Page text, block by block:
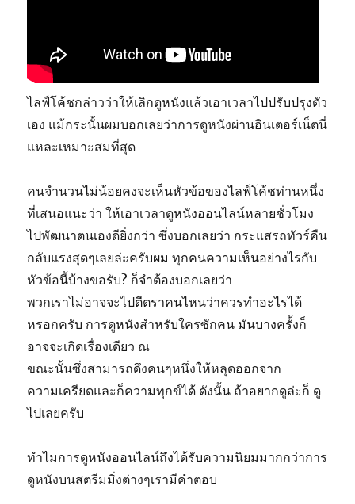
ไลฟ์โค้ชกล่าวว่าให้เลิกดูหนังแล้วเอาเวลาไปปรับปรุงตัว
เอง แม้กระนั้นผมบอกเลยว่าการดูหนังผ่านอินเตอร์เน็ตนี่
แหละเหมาะสมที่สุด
คนจำนวนไม่น้อยคงจะเห็นหัวข้อของไลฟ์โค้ชท่านหนึ่ง
ที่เสนอแนะว่า ให้เอาเวลาดูหนังออนไลน์หลายชั่วโมง
ไปพัฒนาตนเองดียิ่งกว่า ซึ่งบอกเลยว่า กระแสรถทัวร์คืน
กลับแรงสุดๆเลยล่ะครับผม ทุกคนความเห็นอย่างไรกับ
หัวข้อนี้บ้างขอรับ? ก็จำต้องบอกเลยว่า
พวกเราไม่อาจจะไปตีตราคนไหนว่าควรทำอะไรได้
หรอกครับ การดูหนังสำหรับใครซักคน มันบางครั้งก็
อาจจะเกิดเรื่องเดียว ณ
ขณะนั้นซึ่งสามารถดึงคนๆหนึ่งให้หลุดออกจาก
ความเครียดและก็ความทุกข์ได้ ดังนั้น ถ้าอยากดูล่ะก็ ดู
ไปเลยครับ
ทำไมการดูหนังออนไลน์ถึงได้รับความนิยมมากกว่าการ
ดูหนังบนสตรีมมิ่งต่างๆเรามีคำตอบ